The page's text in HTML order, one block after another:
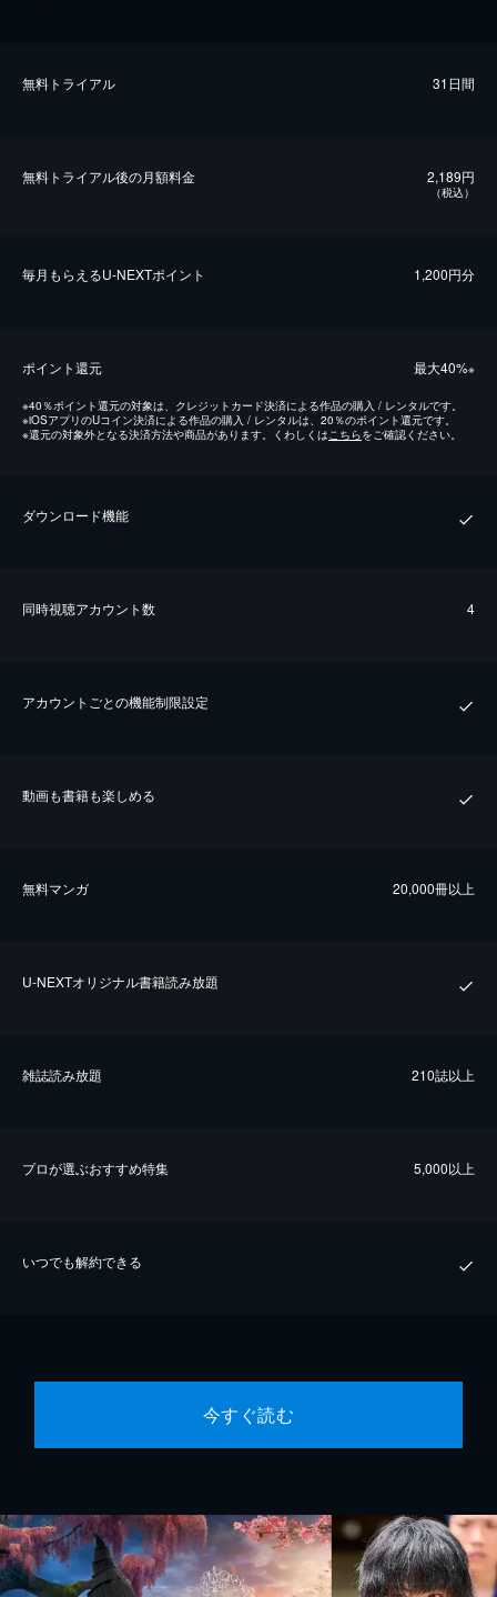
無料トライアル 31日間
無料トライアル後の⽉額料金 2,189円
（税込）
毎⽉もらえるU-NEXTポイント 1,200円分
ポイント還元 最⼤40%※
※40％ポイント還元の対象は、クレジットカード決済による作品の購入 / レンタルです。
※iOSアプリのUコイン決済による作品の購入 / レンタルは、20％のポイント還元です。
※還元の対象外となる決済方法や商品があります。くわしくは こちらをご確認ください。
ダウンロード機能
同時視聴アカウント数 4
アカウントごとの機能制限設定
動画も書籍も楽しめる
無料マンガ 20,000冊以上
U-NEXTオリジナル書籍読み放題
雑誌読み放題 210誌以上
プロが選ぶおすすめ特集 5,000以上
いつでも解約できる
今すぐ読む